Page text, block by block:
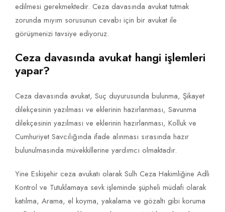
edilmesi gerekmektedir. Ceza davasında avukat tutmak
zorunda mıyım sorusunun cevabı için bir avukat ile
görüşmenizi tavsiye ediyoruz.
Ceza davasında avukat hangi işlemleri
yapar?
Ceza davasında avukat, Suç duyurusunda bulunma, Şikayet
dilekçesinin yazılması ve eklerinin hazırlanması, Savunma
dilekçesinin yazılması ve eklerinin hazırlanması, Kolluk ve
Cumhuriyet Savcılığında ifade alınması sırasında hazır
bulunulmasında müvekkillerine yardımcı olmaktadır.
Yine Eskişehir ceza avukatı olarak Sulh Ceza Hakimliğine Adli
Kontrol ve Tutuklamaya sevk işleminde şüpheli müdafi olarak
katılma, Arama, el koyma, yakalama ve gözaltı gibi koruma